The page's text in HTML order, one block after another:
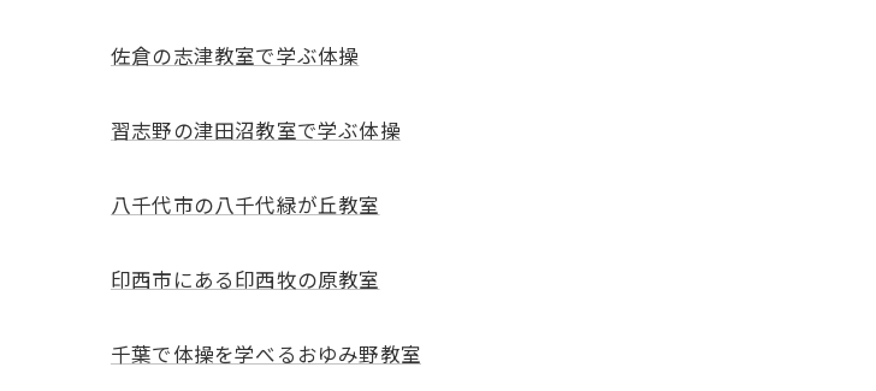
佐倉の志津教室で学ぶ体操
習志野の津田沼教室で学ぶ体操
八千代市の八千代緑が丘教室
印西市にある印西牧の原教室
千葉で体操を学べるおゆみ野教室